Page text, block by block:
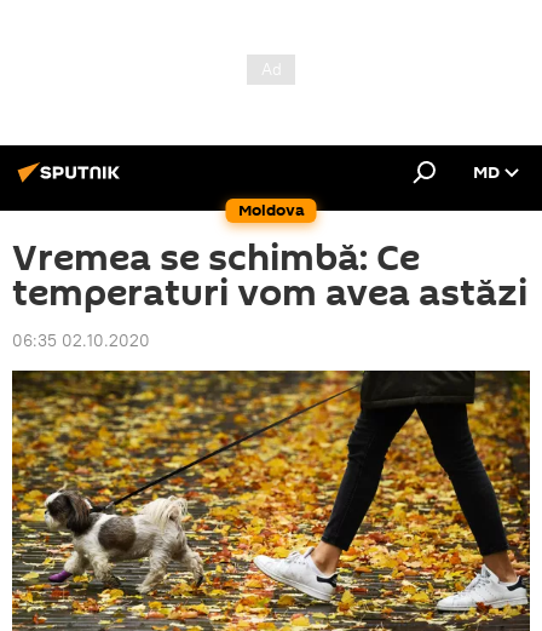
Moldova
MD
Vremea se schimbă: Ce
temperaturi vom avea astăzi
06:35 02.10.2020